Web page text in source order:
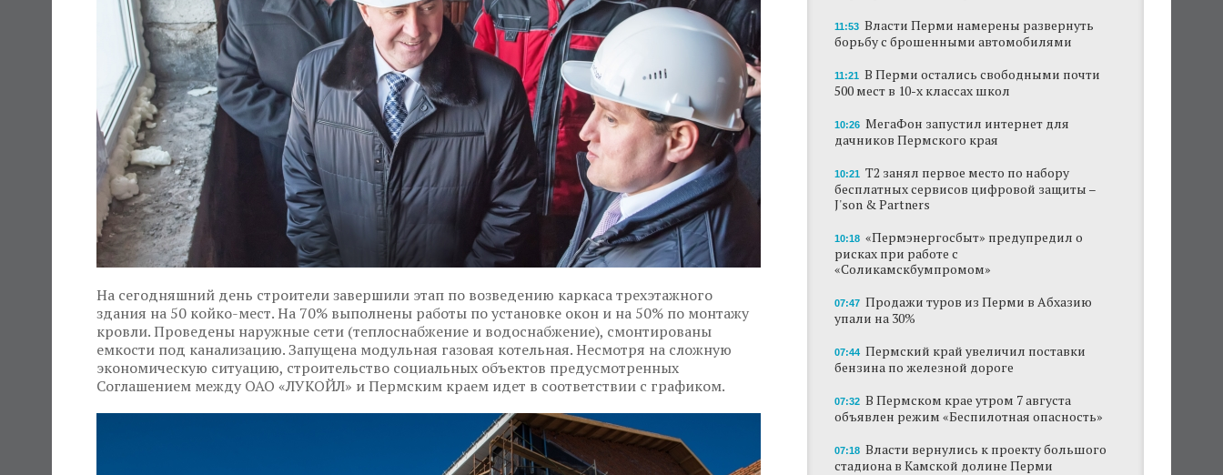
На сегодняшний день строители завершили этап по возведению каркаса трехэтажного
здания на 50 койко-мест. На 70% выполнены работы по установке окон и на 50% по монтажу
кровли. Проведены наружные сети (теплоснабжение и водоснабжение), смонтированы
емкости под канализацию. Запущена модульная газовая котельная. Несмотря на сложную
экономическую ситуацию, строительство социальных объектов предусмотренных
Соглашением между ОАО «ЛУКОЙЛ» и Пермским краем идет в соответствии с графиком.
В Перми закрывается ресторан «Желтая
лисица»
В Перми в пустой чаше бассейна пройдет
В Перми туристические объекты начали
11:53 Власти Перми намерены развернуть
борьбу с брошенными автомобилями
11:21 В Перми остались свободными почти
500 мест в 10-х классах школ
10:26 МегаФон запустил интернет для
дачников Пермского края
10:21 Т2 занял первое место по набору
бесплатных сервисов цифровой защиты –
J'son & Partners
10:18 «Пермэнергосбыт» предупредил о
рисках при работе с
«Соликамскбумпромом»
07:47 Продажи туров из Перми в Абхазию
упали на 30%
07:44 Пермский край увеличил поставки
бензина по железной дороге
07:32 В Пермском крае утром 7 августа
объявлен режим «Беспилотная опасность»
07:18 Власти вернулись к проекту большого
стадиона в Камской долине Перми